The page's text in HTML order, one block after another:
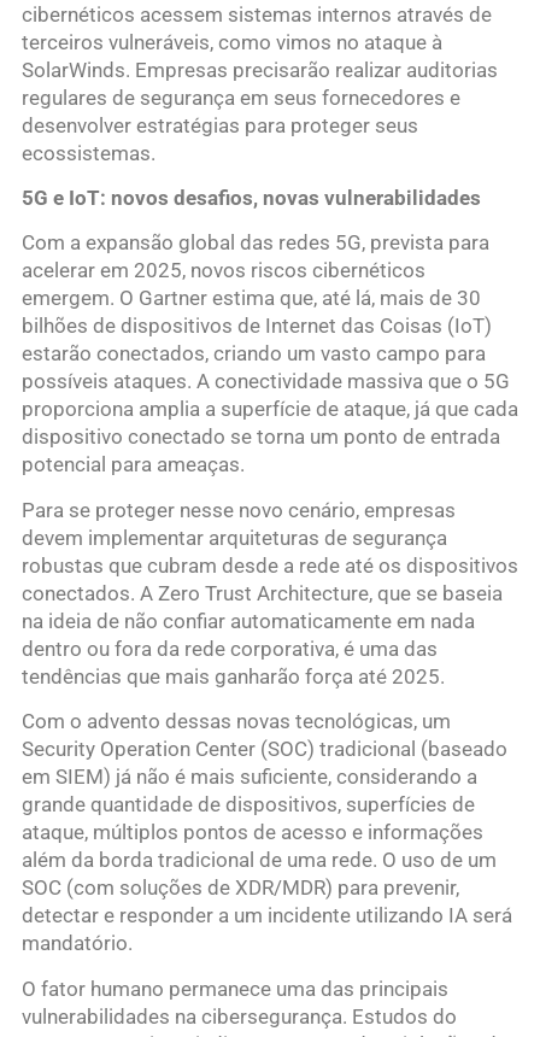
cibernéticos acessem sistemas internos através de
terceiros vulneráveis, como vimos no ataque à
SolarWinds. Empresas precisarão realizar auditorias
regulares de segurança em seus fornecedores e
desenvolver estratégias para proteger seus
ecossistemas.
5G e IoT: novos desafios, novas vulnerabilidades
Com a expansão global das redes 5G, prevista para
acelerar em 2025, novos riscos cibernéticos
emergem. O Gartner estima que, até lá, mais de 30
bilhões de dispositivos de Internet das Coisas (IoT)
estarão conectados, criando um vasto campo para
possíveis ataques. A conectividade massiva que o 5G
proporciona amplia a superfície de ataque, já que cada
dispositivo conectado se torna um ponto de entrada
potencial para ameaças.
Para se proteger nesse novo cenário, empresas
devem implementar arquiteturas de segurança
robustas que cubram desde a rede até os dispositivos
conectados. A Zero Trust Architecture, que se baseia
na ideia de não confiar automaticamente em nada
dentro ou fora da rede corporativa, é uma das
tendências que mais ganharão força até 2025.
Com o advento dessas novas tecnológicas, um
Security Operation Center (SOC) tradicional (baseado
em SIEM) já não é mais suficiente, considerando a
grande quantidade de dispositivos, superfícies de
ataque, múltiplos pontos de acesso e informações
além da borda tradicional de uma rede. O uso de um
SOC (com soluções de XDR/MDR) para prevenir,
detectar e responder a um incidente utilizando IA será
mandatório.
O fator humano permanece uma das principais
vulnerabilidades na cibersegurança. Estudos do